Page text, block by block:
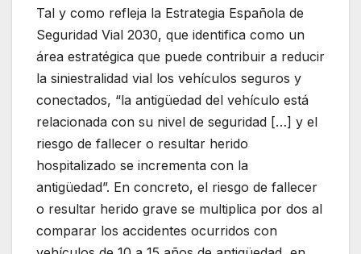
Tal y como refleja la Estrategia Española de
Seguridad Vial 2030, que identifica como un
área estratégica que puede contribuir a reducir
la siniestralidad vial los vehículos seguros y
conectados, “la antigüedad del vehículo está
relacionada con su nivel de seguridad […] y el
riesgo de fallecer o resultar herido
hospitalizado se incrementa con la
antigüedad”. En concreto, el riesgo de fallecer
o resultar herido grave se multiplica por dos al
comparar los accidentes ocurridos con